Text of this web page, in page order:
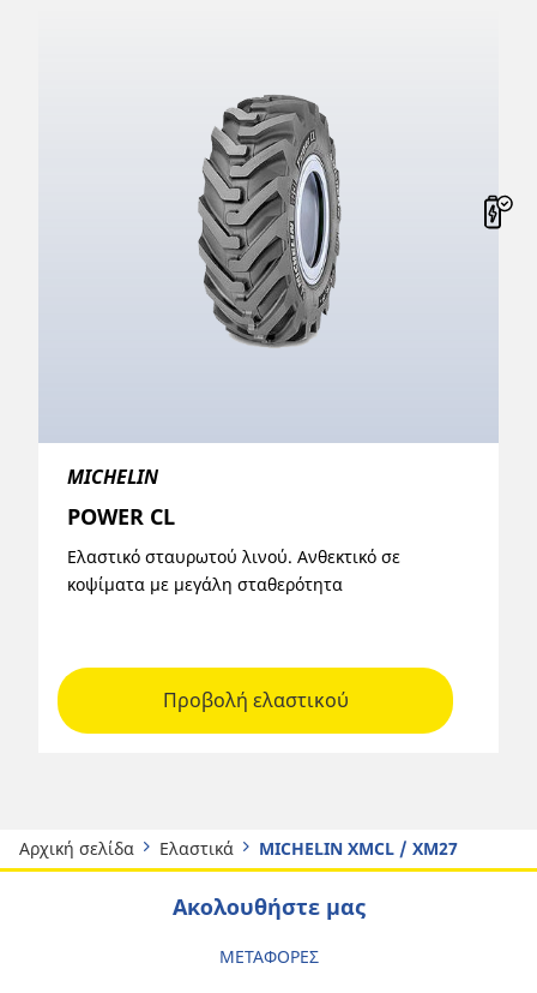
MICHELIN
POWER CL
Ελαστικό σταυρωτού λινού. Ανθεκτικό σε
κοψίματα με μεγάλη σταθερότητα
Προβολή ελαστικού
Αρχική σελίδα Ελαστικά MICHELIN XMCL / XM27
Ακολουθήστε μας
ΜΕΤΑΦΟΡΕΣ